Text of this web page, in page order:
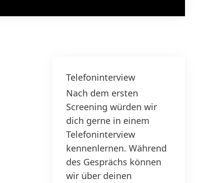
Telefoninterview
Nach dem ersten
Screening würden wir
dich gerne in einem
Telefoninterview
kennenlernen. Während
des Gesprächs können
wir über deinen